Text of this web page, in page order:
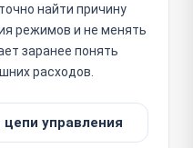
найти причину
режимов и не менять
заранее понять
расходов.
управления